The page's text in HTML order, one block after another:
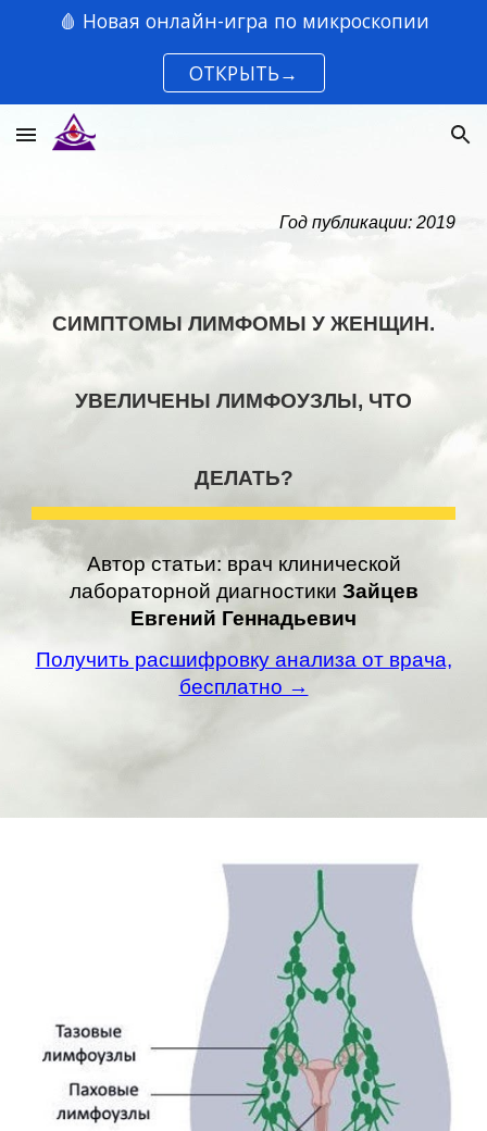
🩸 Новая онлайн-игра по микроскопии
ОТКРЫТЬ→
Год публикации: 2019
СИМПТОМЫ ЛИМФОМЫ У ЖЕНЩИН.
УВЕЛИЧЕНЫ ЛИМФОУЗЛЫ, ЧТО
ДЕЛАТЬ?
Автор статьи: врач клинической
лабораторной диагностики Зайцев
Евгений Геннадьевич
Получить расшифровку анализа от врача,
бесплатно →